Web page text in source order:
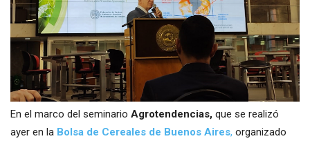
En el marco del seminario Agrotendencias, que se realizó
ayer en la Bolsa de Cereales de Buenos Aires, organizado